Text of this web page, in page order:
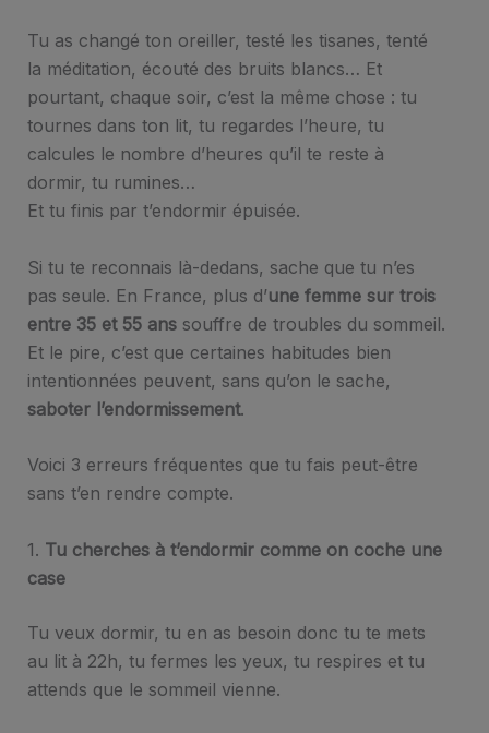
Tu as changé ton oreiller, testé les tisanes, tenté
la méditation, écouté des bruits blancs… Et
pourtant, chaque soir, c’est la même chose : tu
tournes dans ton lit, tu regardes l’heure, tu
calcules le nombre d’heures qu’il te reste à
dormir, tu rumines…
Et tu finis par t’endormir épuisée.
Si tu te reconnais là-dedans, sache que tu n’es
pas seule. En France, plus d’une femme sur trois
entre 35 et 55 anssouffre de troubles du sommeil.
Et le pire, c’est que certaines habitudes bien
intentionnées peuvent, sans qu’on le sache,
saboter l’endormissement.
Voici 3 erreurs fréquentes que tu fais peut-être
sans t’en rendre compte.
1. Tu cherches à t’endormir comme on coche une
case
Tu veux dormir, tu en as besoin donc tu te mets
au lit à 22h, tu fermes les yeux, tu respires et tu
attends que le sommeil vienne.